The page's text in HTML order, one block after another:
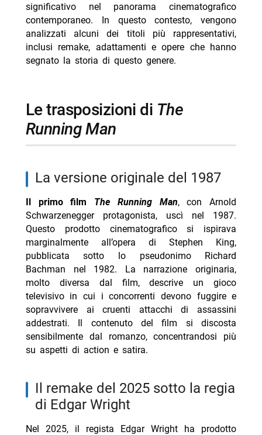
-- il film The Long Walk del 2025
- le principali figure coinvolte e i personaggi più noti
-- Scopri di più da Jump the shark
- Paura stasera su Iris 8 agosto trama cast
- A 007 Dalla Russia con amore stasera su La7
cast
significativo nel panorama cinematografico
contemporaneo. In questo contesto, vengono
analizzati alcuni dei titoli più rappresentativi,
inclusi remake, adattamenti e opere che hanno
segnato la storia di questo genere.
le trasposizioni di The
Running Man
la versione originale del 1987
Il primo film The Running Man, con Arnold
Schwarzenegger protagonista, uscì nel 1987.
Questo prodotto cinematografico si ispirava
marginalmente all’opera di Stephen King,
pubblicata sotto lo pseudonimo Richard
Bachman nel 1982. La narrazione originaria,
molto diversa dal film, descrive un gioco
televisivo in cui i concorrenti devono fuggire e
sopravvivere ai cruenti attacchi di assassini
addestrati. Il contenuto del film si discosta
sensibilmente dal romanzo, concentrandosi più
su aspetti di action e satira.
il remake del 2025 sotto la regia
di Edgar Wright
Nel 2025, il regista Edgar Wright ha prodotto